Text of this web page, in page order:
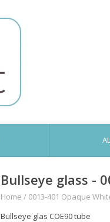
Bullseye glass -
Home / 0013-401 Opaque
Bullseye glas COE90 tube